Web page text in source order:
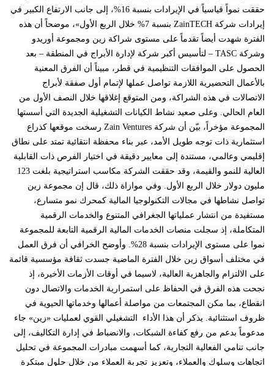
حققت نمواً قياسياً في الإيرادات بنسبة 16%، إلى جانب الارتفاع الكبير في
إيرادات شركة ZainTECH بنسبة 7% خلال الربع الأول»، موضحاً أن هذه
الفترة شهدت أيضاً تقدماً على مستوى شراكة زين ومجموعة أوريدو
وشركة TASC – لتأسيس أكبر شركة لإدارة الأبراج في المنطقة – بعد
الحصول على الموافقات التنظيمية في قطر، مبيناً أن الفرق المعنية
بالأعمال التحضيرية اللازمة تواصل عملها لإتمام أول صفقة لأبراج
الاتصالات في هذه الشراكة، ومن المتوقع إغلاقها خلال النصف الأول من
العام الحالي. وعلى صعيد نشاط الكيانات التشغيلية الجديدة التي أسستها
المجموعة مؤخراً، بيّن أن شركة Zain Ventures رسخت موقعها كذراع
استثمارية ذات توجه طويل الأمد، عبر بناء محفظة انتقائية تمتد على نطاق
إقليمي وعالمي، مستندة إلى معايير دقيقة في اختيار الفرص ذات القابلية
العالية للنمو والقيمة، وقد حققت الشركة مكاسب استراتيجية بلغت 123
مليون دولار خلال الربع الأول. وفي موازاة ذلك، قال إن مجموعة زين
تواصل نشاطها في مجالات التكنولوجيا المالية كمحرك نمو متسارع،
مستفيدة من انتشار عملياتها الجغرافي المتنوع والخدمات الرقمية
المتكاملة، إذ سجلت منصات الخدمات المالية الرقمية التابعة للمجموعة
نموا على مستوى الإيرادات بنسبة 28%. وأوضح الخرافي أن فرق العمل
في مختلف أسواق زين خلال الفترة الماضية جسدت ثقافة مؤسسية قائمة
على الالتزام والجاهزية العالية، لاسيما في أوقات الأزمات الأخيرة، إذ
نجحت هذه الفرق في الحفاظ على استمرارية الخدمات والاتصال دون
انقطاع، بما مكن المجتمعات من مواصلة أعمالها وخدماتها الحيوية في
ظروف استثنائية. يذكر أن هذا الأداء التشغيلي القوي لعمليات «زين» جاء
مدعوماً بدعم من رفع كفاءة الشبكات، والانضباط في إدارة التكاليف، إلى
جانب تنامي الفعالية التجارية، كما أسهمت مبادرات المجموعة في تحليل
اتجاهات وسلوك والعملاء، وتعزيز تجربة العملاء من خلال حلول مبتكرة